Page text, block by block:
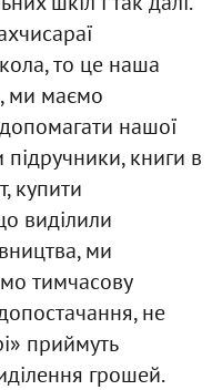
то це наша
ми маємо
допомагати нашої
книги в
купити
виділили
ми
тимчасову
не
приймуть
грошей.